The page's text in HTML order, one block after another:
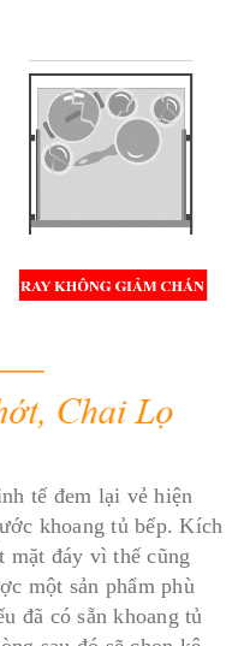
tế đem lại vẻ hiện
khoang tủ bếp. Kích
mặt đáy vì thế cũng
một sản phẩm phù
đã có sẵn khoang tủ